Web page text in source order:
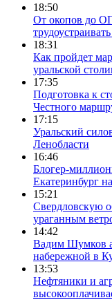
18:50
От окопов до
18:31
Как пройдет
уральской
17:35
Подготовка к
Честного
17:15
Уральский
Ленобласти
16:46
Блогер-
Екатеринбург
15:21
Свердловскую
ураганным
14:42
Вадим Шумков
набережной в
13:53
Нефтяники и